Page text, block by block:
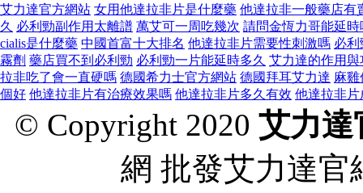
艾力達官方網站 女用他達拉非片是什麼藥 他達拉非一般藥店有
久 必利勁副作用太離譜 萬艾可一周吃幾次 請問金恆力哥能延時
cialis是什麼藥 中國首富十大排名 他達拉非片需要性刺激嗎 必利
霧劑 藥店買不到必利勁 必利勁一片能延時多久 艾力達的作用與
拉非吃了會一直硬嗎 德國希力士官方網站 德國拜耳艾力達 麻雞
個好 他達拉非片有治療效果嗎 他達拉非片多久有效 他達拉非片
© Copyright 2020 艾力達
網 批發艾力達官